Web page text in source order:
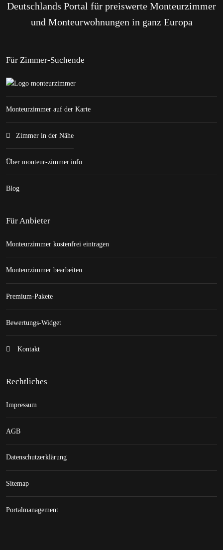
Deutschlands Portal für preiswerte Monteurzimmer
und Monteurwohnungen in ganz Europa
Für Zimmer-Suchende
Monteurzimmer auf der Karte
Zimmer in der Nähe
Über monteur-zimmer.info
Blog
Für Anbieter
Monteurzimmer kostenfrei eintragen
Monteurzimmer bearbeiten
Premium-Pakete
Bewertungs-Widget
Kontakt
Rechtliches
Impressum
AGB
Datenschutzerklärung
Sitemap
Portalmanagement